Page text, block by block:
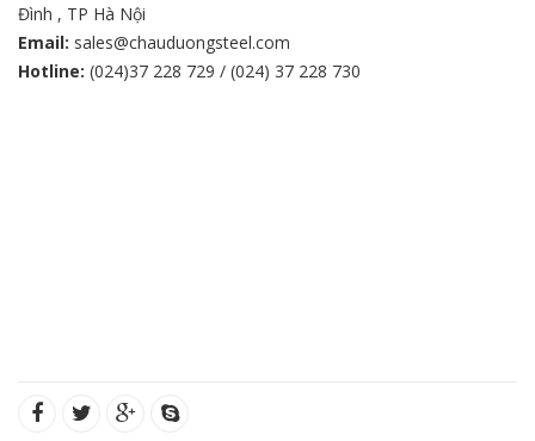
Đình , TP Hà Nội
Email: sales@chauduongsteel.com
Hotline: (024)37 228 729 / (024) 37 228 730